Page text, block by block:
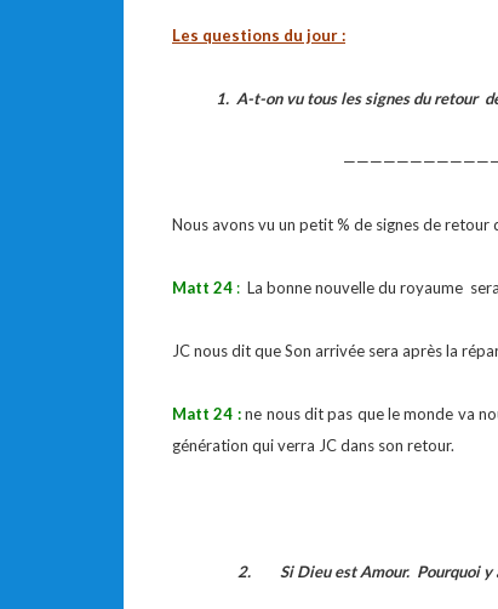
Les questions du jour :
1. A-t-on vu tous les signes du retour
Nous avons vu un petit % de signes de retour
Matt 24 : La bonne nouvelle du royaume
JC nous dit que Son arrivée sera après la
Matt 24 : ne nous dit pas que le monde va
génération qui verra JC dans son retour.
2. Si Dieu est Amour. Pourquoi